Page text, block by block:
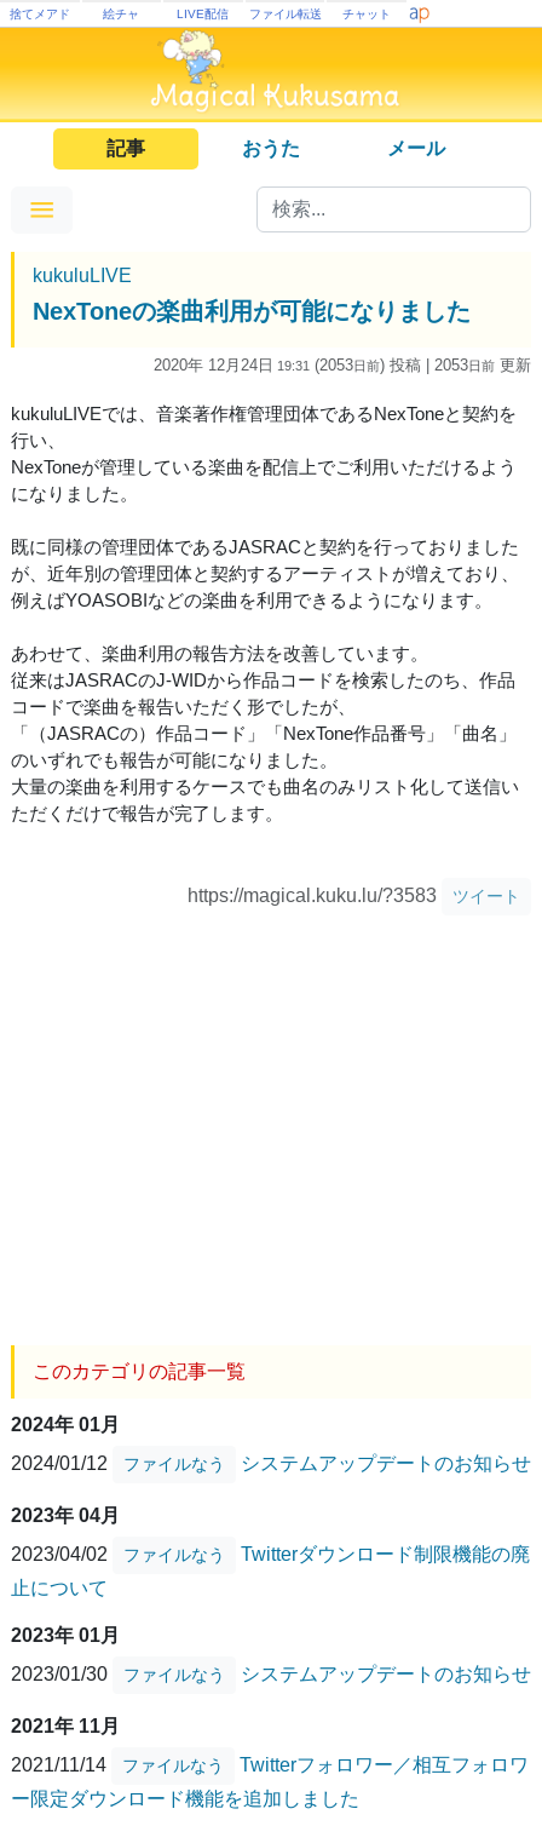
捨てメアド 絵チャ LIVE配信 ファイル転送 チャット
記事 おうた メール
kukuluLIVE
NexToneの楽曲利用が可能になりました
2020年 12月24日 19:31 (2053日前) 投稿 | 2053日前 更新
kukuluLIVEでは、音楽著作権管理団体であるNexToneと契約を
行い、
NexToneが管理している楽曲を配信上でご利用いただけるよう
になりました。
既に同様の管理団体であるJASRACと契約を行っておりました
が、近年別の管理団体と契約するアーティストが増えており、
例えばYOASOBIなどの楽曲を利用できるようになります。
あわせて、楽曲利用の報告方法を改善しています。
従来はJASRACのJ-WIDから作品コードを検索したのち、作品
コードで楽曲を報告いただく形でしたが、
「（JASRACの）作品コード」「NexTone作品番号」「曲名」
のいずれでも報告が可能になりました。
大量の楽曲を利用するケースでも曲名のみリスト化して送信い
ただくだけで報告が完了します。
https://magical.kuku.lu/?3583 ツイート
このカテゴリの記事一覧
2024年 01月
2024/01/12
ファイルなう システムアップデートのお知らせ
2023年 04月
2023/04/02
ファイルなう
Twitterダウンロード制限機能の廃
止について
2023年 01月
2023/01/30
ファイルなう システムアップデートのお知らせ
2021年 11月
2021/11/14
ファイルなう
Twitterフォロワー／相互フォロワ
ー限定ダウンロード機能を追加しました